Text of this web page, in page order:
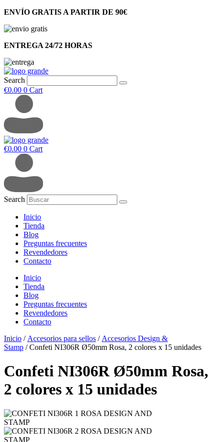
ENVÍO GRATIS A PARTIR DE 90€
ENTREGA 24/72 HORAS
Search
€0.00 0 Cart
€0.00 0 Cart
Search
Inicio
Tienda
Blog
Preguntas frecuentes
Revendedores
Contacto
Inicio
Tienda
Blog
Preguntas frecuentes
Revendedores
Contacto
Inicio / Accesorios para sellos / Accesorios Design &
Stamp / Confeti NI306R Ø50mm Rosa, 2 colores x 15 unidades
Confeti NI306R Ø50mm Rosa,
2 colores x 15 unidades